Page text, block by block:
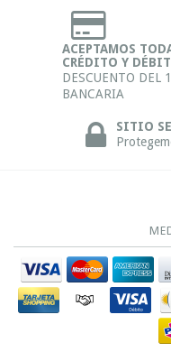
ACEPTAMOS
CRÉDITO Y
DESCUENTO DEL
BANCARIA
SITIO